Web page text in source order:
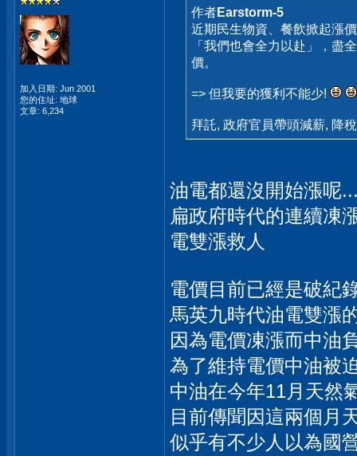
加入日期: Jun 2001
您的住址: 地球
文章: 6,234
作者Earstorm-5
近期民生物資、餐飲掀起漲
「我們也會全力以赴」，盡
價。
=> 但我要的獲利不能少!
拜託, 政府官員帶頭減薪, 降
油電都還沒開始漲呢
扁政府時代的連續凍
電雙漲救人
電價目前已經是破紀
馬英九時代油電雙漲
因為電價凍漲而中油
為了維持電價中油被
中油在今年11月天然
目前傳聞因這兩個月
似乎有不少人以為國